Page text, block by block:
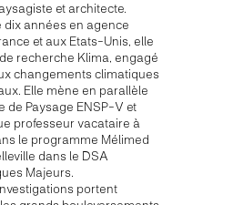
et architecte.
dix années en agence
et aux Etats-Unis, elle
recherche Klima, engagé
changements climatiques
Elle mène en parallèle
de Paysage ENSP-V et
professeur vacataire à
le programme Mélimed
dans le DSA
Majeurs.
portent